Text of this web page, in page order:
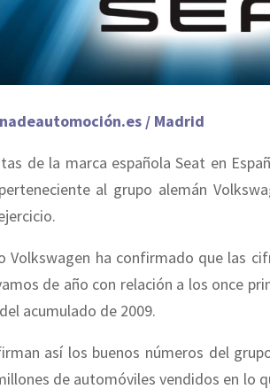
/ Madrid
de la marca española Seat en
al grupo alemán
Volkswagen ha confirmado que las
de año con relación a los once
acumulado de 2009.
así los buenos números del
de automóviles vendidos en lo